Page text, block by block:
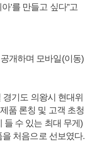
’를 만들고 싶다”고
개하며 모바일(이동)
기도 의왕시 현대위
품 론칭 및 고객 초청
들 수 있는 최대 무게)
처음으로 선보였다.